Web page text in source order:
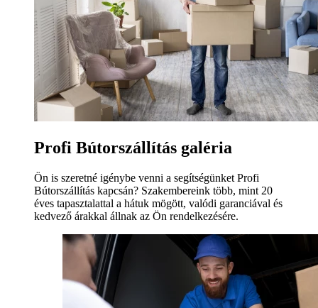
Profi Bútorszállítás galéria
Ön is szeretné igénybe venni a segítségünket Profi
Bútorszállítás kapcsán? Szakembereink több, mint 20
éves tapasztalattal a hátuk mögött, valódi garanciával és
kedvező árakkal állnak az Ön rendelkezésére.